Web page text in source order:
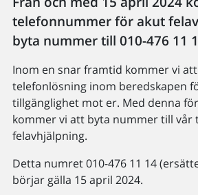
telefonnummer för akut
byta nummer till 010-476 11
Inom en snar framtid kommer vi
telefonlösning inom beredskapen
tillgänglighet mot er. Med denna
kommer vi att byta nummer till vår
felavhjälpning.
Detta numret 010-476 11 14
börjar gälla 15 april 2024.